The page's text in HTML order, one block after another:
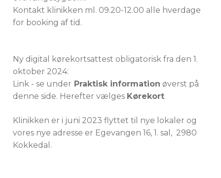
Kontakt klinikken ml. 09.20-12.00 alle hverdage
for booking af tid.
Ny digital kørekortsattest obligatorisk fra den 1.
oktober 2024:
Link - se under Praktisk information øverst på
denne side. Herefter vælges Kørekort
Klinikken er i juni 2023 flyttet til nye lokaler og
vores nye adresse er Egevangen 16, 1. sal, 2980
Kokkedal.